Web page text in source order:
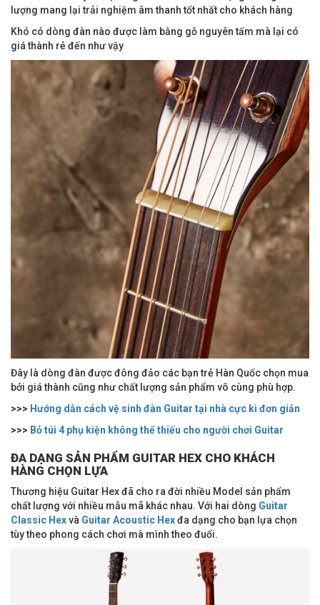
lượng mang lại trải nghiệm âm thanh tốt nhất cho khách hàng
Khó có dòng đàn nào được làm bằng gỗ nguyên tấm mà lại có
giá thành rẻ đến như vậy
Đây là dòng đàn được đông đảo các bạn trẻ Hàn Quốc chọn mua
bởi giá thành cũng như chất lượng sản phẩm vô cùng phù hợp.
>>> Hướng dẫn cách vệ sinh đàn Guitar tại nhà cực kì đơn giản
>>> Bỏ túi 4 phụ kiện không thể thiếu cho người chơi Guitar
ĐA DẠNG SẢN PHẨM GUITAR HEX CHO KHÁCH
HÀNG CHỌN LỰA
Thương hiệu Guitar Hex đã cho ra đời nhiều Model sản phẩm
chất lượng với nhiều mẫu mã khác nhau. Với hai dòng Guitar
Classic Hexvà Guitar Acoustic Hexđa dạng cho bạn lựa chọn
tùy theo phong cách chơi mà mình theo đuổi.